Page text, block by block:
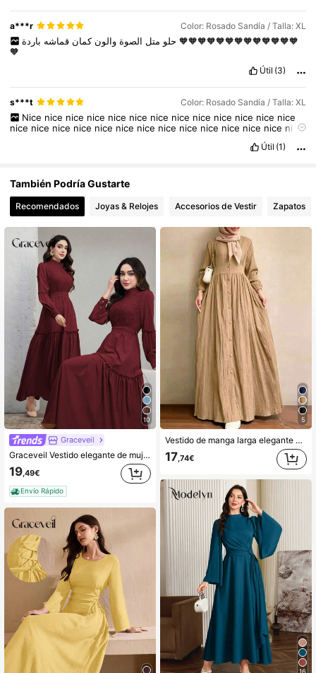
a***r Color: Rosado Sandía / Talla: XL
حلو متل الصوةوالونكمانقماشه
🧡🧡🧡🧡🧡🧡🧡🧡🧡🧡🧡🧡🧡
🧡
Útil (3)
s***t Color: Rosado Sandía / Talla: XL
Nice nice nice nice nice nice nice nice nice nice nice nice nice
nice nice nice nice nice nice nice nice nice nice nice nice nice nice
Útil (1)
También Podría Gustarte
Recomendados Joyas & Relojes Accesorios de Vestir Zapatos
10
Graceveil
Graceveil Vestido elegante de mujer con cuello alto, mangas raglán y dobladillo con volantes
19,49€
Envío Rápido
5
Vestido de manga larga elegante con botones, plisado y torsión en unicolor para otoño
17,74€